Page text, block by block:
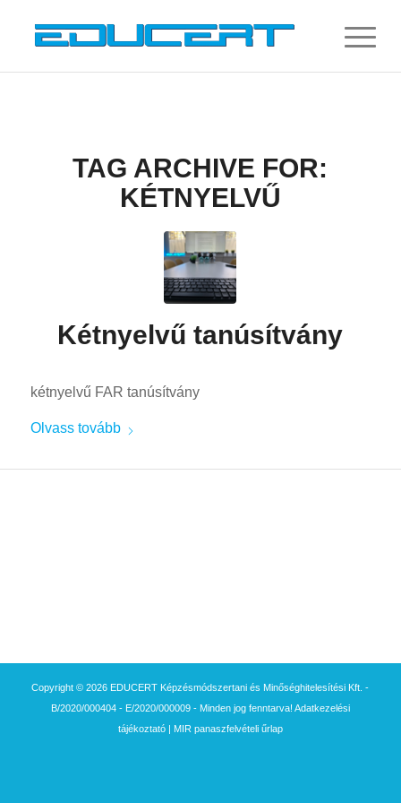
TAG ARCHIVE FOR:
KÉTNYELVŰ
Kétnyelvű tanúsítvány
kétnyelvű FAR tanúsítvány
Olvass tovább
Copyright © 2026 EDUCERT Képzésmódszertani és Minőséghitelesítési Kft. -
B/2020/000404 - E/2020/000009 - Minden jog fenntarva! Adatkezelési
tájékoztató| MIR panaszfelvételi űrlap